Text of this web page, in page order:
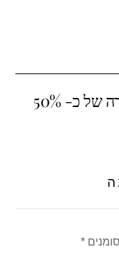
מחוז ירושלים: בתוך שנתיים ירידה של כ- 50%
*